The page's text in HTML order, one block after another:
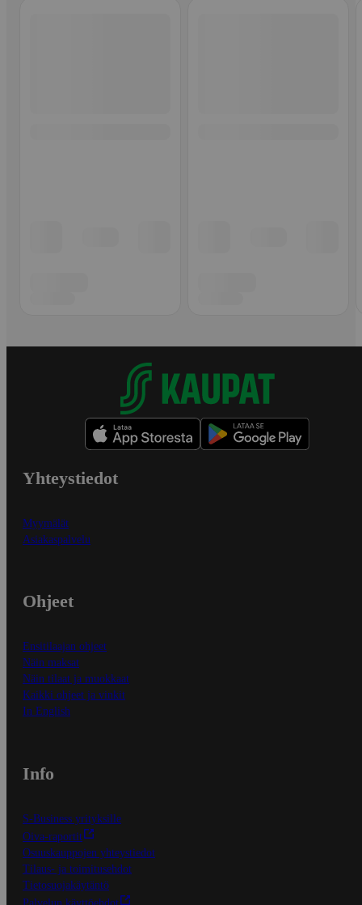
Yhteystiedot
Myymälät
Asiakaspalvelu
Ohjeet
Ensitilaajan ohjeet
Näin maksat
Näin tilaat ja muokkaat
Kaikki ohjeet ja vinkit
In English
Info
S-Business yrityksille
Oiva-raportit
Osuuskauppojen yhteystiedot
Tilaus- ja toimitusehdot
Tietosuojakäytäntö